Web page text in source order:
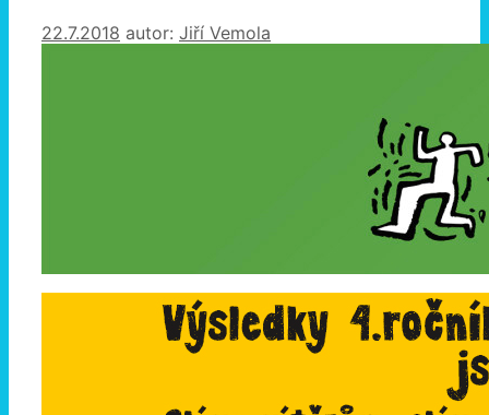
22.7.2018 autor: Jiří Vemola